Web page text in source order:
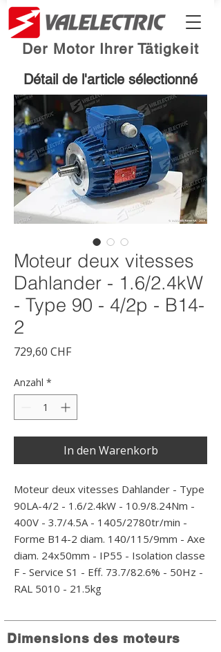
Der Motor Ihrer Tätigkeit
Détail de l'article sélectionné
Moteur deux vitesses
Dahlander - 1.6/2.4kW
- Type 90 - 4/2p - B14-
2
729,60 CHFPreis
Anzahl *
In den Warenkorb
Moteur deux vitesses Dahlander - Type
90LA-4/2 - 1.6/2.4kW - 10.9/8.24Nm -
400V - 3.7/4.5A - 1405/2780tr/min -
Forme B14-2 diam. 140/115/9mm - Axe
diam. 24x50mm - IP55 - Isolation classe
F - Service S1 - Eff. 73.7/82.6% - 50Hz -
RAL 5010 - 21.5kg
Dimensions des moteurs